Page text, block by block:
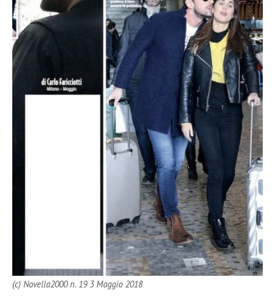
(c) Novella2000 n. 19 3 Maggio 2018